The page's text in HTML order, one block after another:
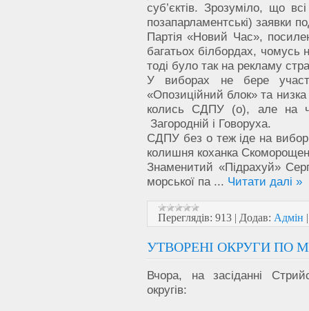
суб’єктів. Зрозуміло, що
позапарламентські) заявки
Партія «Новий Час»,
багатьох білбордах, чомусь
тоді було так на рекламу
У виборах не бере
«Опозиційний блок» та
колись СДПУ (о), але на
Загородній і Говоруха.
СДПУ без о теж іде на
колишня коханка
Знаменитий «Підрахуй»
морської па ... Читати далі »
Переглядів: 913 | Додав: Адмін
УТВОРЕНІ ОКРУГИ ПО
Вчора, на засіданні
округів: